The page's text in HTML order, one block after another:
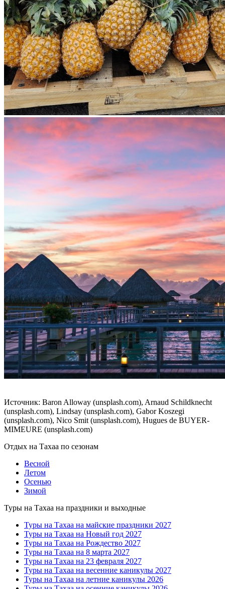
Источник: Baron Alloway (unsplash.com), Arnaud Schildknecht
(unsplash.com), Lindsay (unsplash.com), Gabor Koszegi
(unsplash.com), Nico Smit (unsplash.com), Hugues de BUYER-
MIMEURE (unsplash.com)
Отдых на Тахаа по сезонам
Весной
Летом
Осенью
Зимой
Туры на Тахаа на праздники и выходные
Туры на Тахаа на майские праздники 2027
Туры на Тахаа на Новый год 2027
Туры на Тахаа на Рождество 2027
Туры на Тахаа на 8 марта 2027
Туры на Тахаа на 23 февраля 2027
Туры на Тахаа на весенние каникулы 2027
Туры на Тахаа на летние каникулы 2026